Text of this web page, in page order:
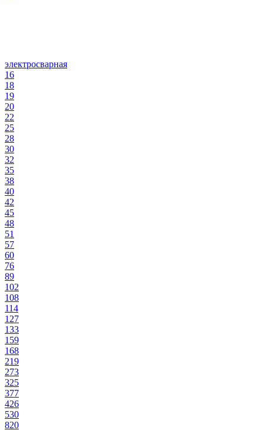
электросварная
16
18
19
20
22
25
28
30
32
35
38
40
42
45
48
51
57
60
76
89
102
108
114
127
133
159
168
219
273
325
377
426
530
820